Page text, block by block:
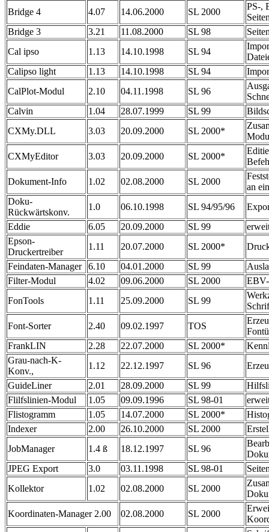
Bridge 4
4.07 14.06.2000 SL 2000
PS-,
Bridge 3
3.21 11.08.2000 SL 98
Cal ipso
1.13 14.10.1998 SL 94
Calipso light
1.13 14.10.1998 SL 94
CalPlot-Modul
2.10 04.11.1998 SL 96
Calvin
1.04 28.07.1999 SL 99
CXMy.DLL
3.03 20.09.2000 SL 2000*
CXMyEditor
3.03 20.09.2000 SL 2000*
Dokument-Info
1.02 02.08.2000 SL 2000
an
Doku-
Rückwärtskonv.
1.0 06.10.1998 SL 94/95/96
Eddie
6.05 20.09.2000 SL 99
Epson-
Druckertreiber
1.11 20.07.2000 SL 2000*
Feindaten-Manager
6.10 04.01.2000 SL 99
Filter-Modul
4.02 09.06.2000 SL 2000
FonTools
1.11 25.09.2000 SL 99
Font-Sorter
2.40 09.02.1997 TOS
FrankLIN
2.28 22.07.2000 SL 2000*
Grau-nach-K-
Konv.,
1.12 22.12.1997 SL 96
GuideLiner
2.01 28.09.2000 SL 99
Flilfslinien-Modul
1.05 09.09.1996 SL 98-01
Flistogramm
1.05 14.07.2000 SL 2000*
Indexer
2.00 26.10.2000 SL 2000
JobManager
1.4 ß 18.12.1997 SL 96
JPEG Export
3.0 03.11.1998 SL 98-01
Kollektor
1.02 02.08.2000 SL 2000
Koordinaten-Manager 2.00
02.08.2000 SL 2000